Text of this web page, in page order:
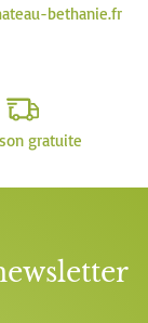
bethanie.fr
gratuite